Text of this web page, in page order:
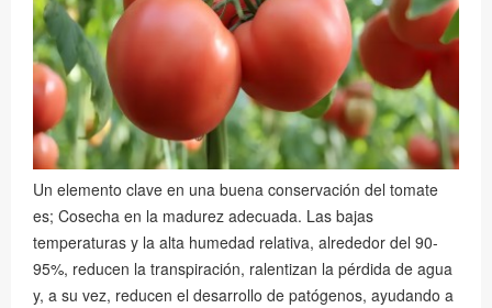
Un elemento clave en una buena conservación del tomate
es; Cosecha en la madurez adecuada. Las bajas
temperaturas y la alta humedad relativa, alrededor del 90-
95%, reducen la transpiración, ralentizan la pérdida de agua
y, a su vez, reducen el desarrollo de patógenos, ayudando a